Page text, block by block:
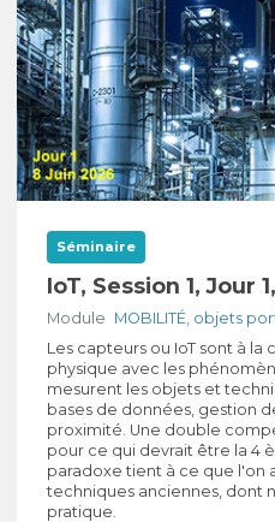
Séminaire
IoT, Session 1, Jour
Module MOBILITÉ, objets
Les capteurs ou IoT sont à
physique avec les
mesurent les objets et
bases de données, gestion
proximité. Une double
pour ce qui devrait être la 4
paradoxe tient à ce que l'on
techniques anciennes, dont
pratique.